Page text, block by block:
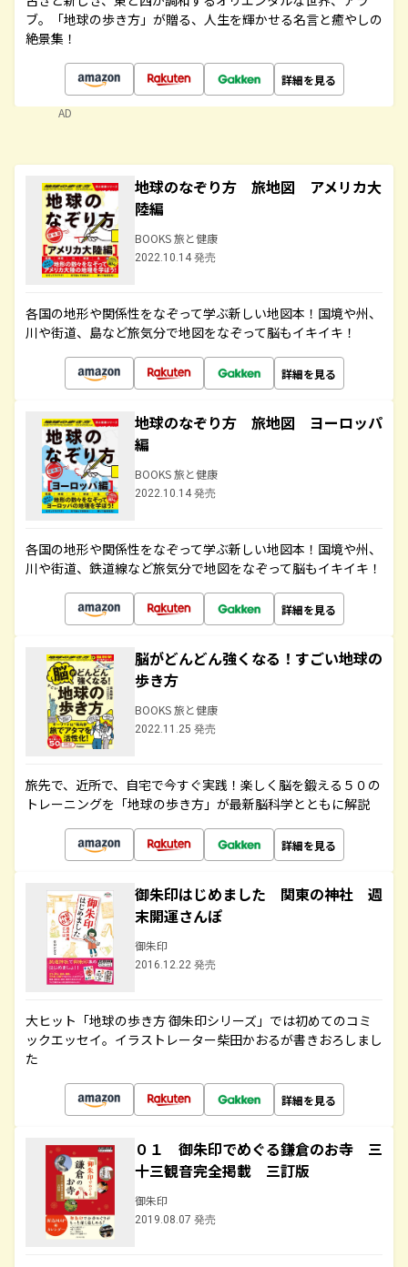
ブ。「地球の歩き方」が贈る、人生を輝かせる名言と癒やしの
絶景集！
詳細を見る
AD
地球のなぞり方 旅地図 アメリカ大
陸編
BOOKS 旅と健康
2022.10.14 発売
各国の地形や関係性をなぞって学ぶ新しい地図本！国境や州、
川や街道、島など旅気分で地図をなぞって脳もイキイキ！
詳細を見る
地球のなぞり方 旅地図 ヨーロッパ
編
BOOKS 旅と健康
2022.10.14 発売
各国の地形や関係性をなぞって学ぶ新しい地図本！国境や州、
川や街道、鉄道線など旅気分で地図をなぞって脳もイキイキ！
詳細を見る
脳がどんどん強くなる！すごい地球の
歩き方
BOOKS 旅と健康
2022.11.25 発売
旅先で、近所で、自宅で今すぐ実践！楽しく脳を鍛える５０の
トレーニングを「地球の歩き方」が最新脳科学とともに解説
詳細を見る
御朱印はじめました 関東の神社 週
末開運さんぽ
御朱印
2016.12.22 発売
大ヒット「地球の歩き方 御朱印シリーズ」では初めてのコミ
ックエッセイ。イラストレーター柴田かおるが書きおろしまし
た
詳細を見る
０１ 御朱印でめぐる鎌倉のお寺 三
十三観音完全掲載 三訂版
御朱印
2019.08.07 発売